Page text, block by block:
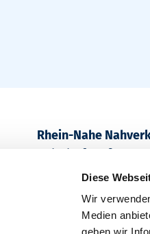
Diese
Wir
Medien
Rhein-Nahe
Bahnhofstraße 2
55218 Ingelheim
Postfach 1611
55209 Ingelheim